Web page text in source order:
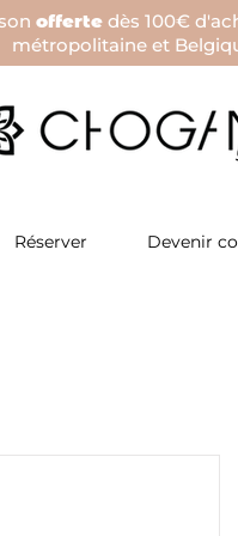
offertedès 100€
métropolitaine et
Réserver Devenir